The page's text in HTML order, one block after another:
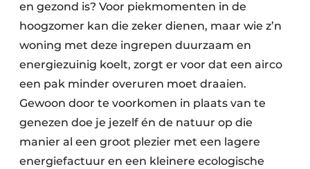
en gezond is? Voor piekmomenten in de
hoogzomer kan die zeker dienen, maar wie z’n
woning met deze ingrepen duurzaam en
energiezuinig koelt, zorgt er voor dat een airco
een pak minder overuren moet draaien.
Gewoon door te voorkomen in plaats van te
genezen doe je jezelf én de natuur op die
manier al een groot plezier met een lagere
energiefactuur en een kleinere ecologische